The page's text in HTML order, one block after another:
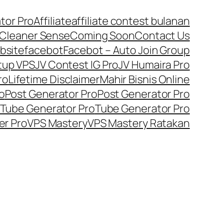
ProAffiliateaffiliate contest bulanan
SenseComing SoonContact Us
facebotFacebot – Auto Join Group
VPSJV Contest IG ProJV Humaira Pro
Lifetime DisclaimerMahir Bisnis Online
Post Generator ProPost Generator Pro
Tube Generator ProTube Generator Pro
ProVPS MasteryVPS Mastery Ratakan